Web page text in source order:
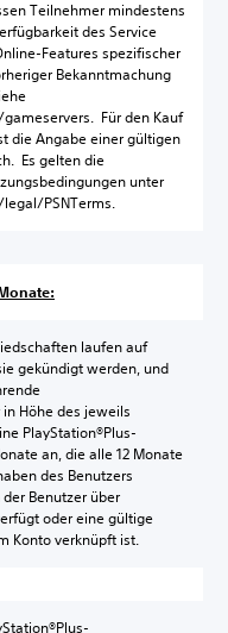
Teilnehmer mindestens
des Service
Features spezifischer
Bekanntmachung
Für den Kauf
die Angabe einer gültigen
Es gelten die
unter
PSNTerms.
laufen auf
gekündigt werden, und
Höhe des jeweils
PlayStation®Plus-
an, die alle 12 Monate
des Benutzers
Benutzer über
oder eine gültige
Konto verknüpft ist.